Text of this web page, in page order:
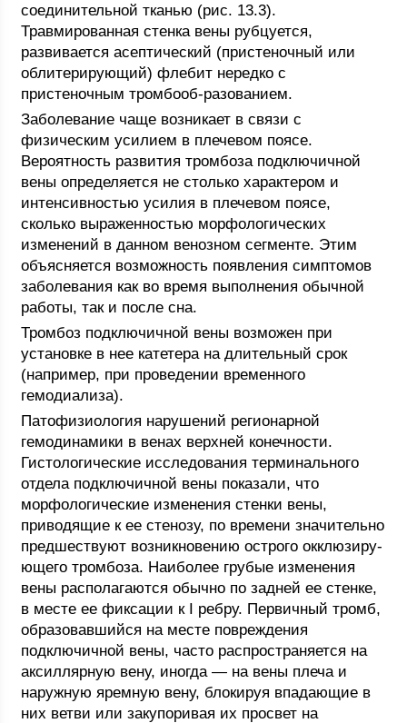
соединительной тканью (рис. 13.3).
Травмированная стенка вены рубцуется,
развивается асептический (пристеночный или
облитерирующий) флебит нередко с
пристеночным тромбооб-разованием.
Заболевание чаще возникает в связи с
физическим усилием в плечевом поясе.
Вероятность развития тромбоза подключичной
вены определяется не столько характером и
интенсивностью усилия в плечевом поясе,
сколько выраженностью морфологических
изменений в данном венозном сегменте. Этим
объясняется возможность появления симптомов
заболевания как во время выполнения обычной
работы, так и после сна.
Тромбоз подключичной вены возможен при
установке в нее катетера на длительный срок
(например, при проведении временного
гемодиализа).
Патофизиология нарушений регионарной
гемодинамики в венах верхней конечности.
Гистологические исследования терминального
отдела подключичной вены показали, что
морфологические изменения стенки вены,
приводящие к ее стенозу, по времени значительно
предшествуют возникновению острого окклюзиру-
ющего тромбоза. Наиболее грубые изменения
вены располагаются обычно по задней ее стенке,
в месте ее фиксации к I ребру. Первичный тромб,
образовавшийся на месте повреждения
подключичной вены, часто распространяется на
аксиллярную вену, иногда — на вены плеча и
наружную яремную вену, блокируя впадающие в
них ветви или закупоривая их просвет на